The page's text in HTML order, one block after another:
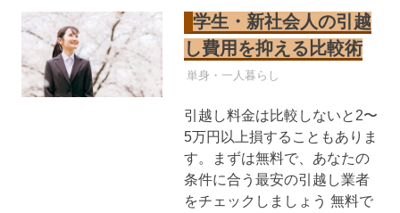
学生・新社会人の引越
し費用を抑える比較術
引越し業者
単身・一人暮らし
引越し料金は比較しないと2〜
5万円以上損することもありま
す。まずは無料で、あなたの
条件に合う最安の引越し業者
をチェックしましょう 無料で